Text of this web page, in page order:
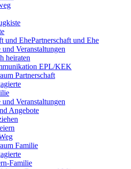
Partnerschaft und Ehe
und Veranstaltungen
heiraten
EPL/KEK
Partnerschaft
und Veranstaltungen
Angebote
Familie
Familie